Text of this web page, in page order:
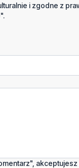
i zgodne z